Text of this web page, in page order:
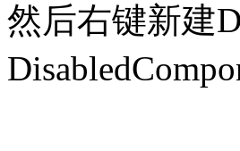
然后右键新建